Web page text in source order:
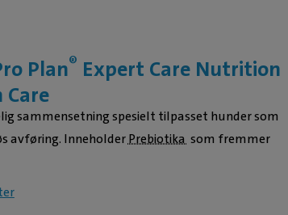
Plan® Expert Care Nutrition
Care
sammensetning spesielt tilpasset hunder som
avføring. InneholderPrebiotika som fremmer